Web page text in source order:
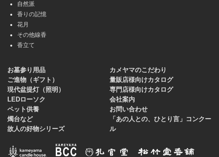
自然派
香りの記憶
花月
その他線香
香立て
お墓参り用品
ご進物（ギフト）
現代盆提灯（照明）
LEDローソク
ペット供養
燭台など
故人の好物シリーズ
カメヤマのこだわり
量販店様向けカタログ
専門店様向けカタログ
会社案内
お問い合わせ
「あの人との、ひとり言」コンクー
ル